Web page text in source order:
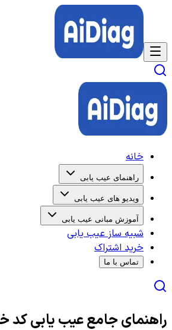
خانه
راهنمای عیب یابی
ویدیو های عیب یابی
آموزش مبانی عیب یابی
شبیه ساز عیب یابی
خرید اشتراک
تماس با ما